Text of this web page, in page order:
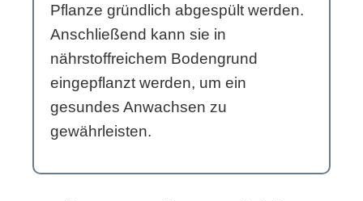
Pflanze gründlich abgespült werden.
Anschließend kann sie in
nährstoffreichem Bodengrund
eingepflanzt werden, um ein
gesundes Anwachsen zu
gewährleisten.